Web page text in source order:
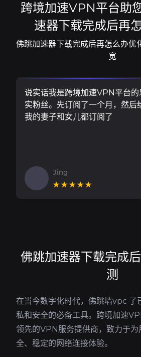
跨境加速VPN平台助
速器下载完成后再
佛跳加速器下载完成后再怎么办优
宽
说实话我是跨境加速VPN平台的
实粉丝。先订阅了一个月，然后
我的妻子和女儿都订阅了
Jing
★★★★★
佛跳加速器下载完成
测
在当今数字化时代，佛跳墙vpc 了
私和安全的必备工具。跨境加速
领先的VPN服务提供商，致力于为
全、稳定的网络连接体验。